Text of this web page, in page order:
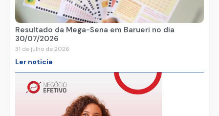
Resultado da Mega-Sena em Barueri no dia
30/07/2026
31 de julho de 2026
Ler noticia